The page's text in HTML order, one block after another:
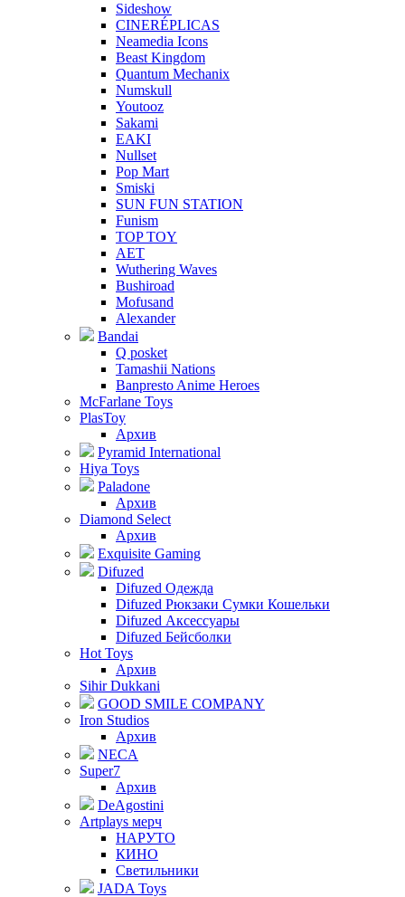
Sideshow
CINERÉPLICAS
Neamedia Icons
Beast Kingdom
Quantum Mechanix
Numskull
Youtooz
Sakami
EAKI
Nullset
Pop Mart
Smiski
SUN FUN STATION
Funism
TOP TOY
AET
Wuthering Waves
Bushiroad
Mofusand
Alexander
Bandai
Q posket
Tamashii Nations
Banpresto Anime Heroes
McFarlane Toys
PlasToy
Архив
Pyramid International
Hiya Toys
Paladone
Архив
Diamond Select
Архив
Exquisite Gaming
Difuzed
Difuzed Одежда
Difuzed Рюкзаки Сумки Кошельки
Difuzed Аксессуары
Difuzed Бейсболки
Hot Toys
Архив
Sihir Dukkani
GOOD SMILE COMPANY
Iron Studios
Архив
NECA
Super7
Архив
DeAgostini
Artplays мерч
НАРУТО
КИНО
Светильники
JADA Toys